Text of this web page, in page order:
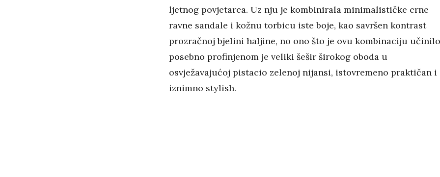
ljetnog povjetarca. Uz nju je kombinirala minimalističke crne
ravne sandale i kožnu torbicu iste boje, kao savršen kontrast
prozračnoj bjelini haljine, no ono što je ovu kombinaciju učinilo
posebno profinjenom je veliki šešir širokog oboda u
osvježavajućoj pistacio zelenoj nijansi, istovremeno praktičan i
iznimno stylish.